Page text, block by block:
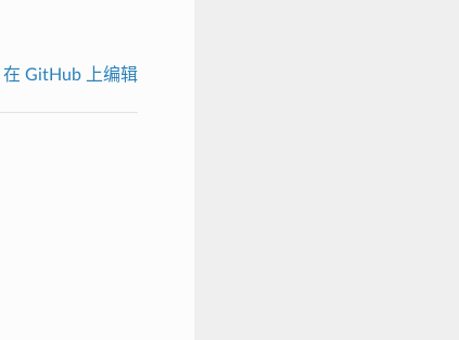
在 GitHub 上编辑